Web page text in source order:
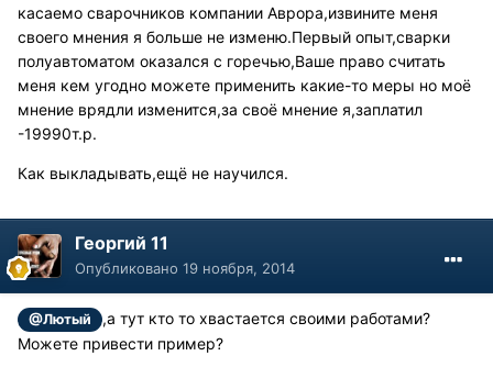
касаемо сварочников компании Аврора,извините меня
своего мнения я больше не изменю.Первый опыт,сварки
полуавтоматом оказался с горечью,Ваше право считать
меня кем угодно можете применить какие-то меры но моё
мнение врядли изменится,за своё мнение я,заплатил
-19990т.р.
Как выкладывать,ещё не научился.
Георгий 11
Опубликовано 19 ноября, 2014
@Лютый
,а тут кто то хвастается своими работами?
Можете привести пример?